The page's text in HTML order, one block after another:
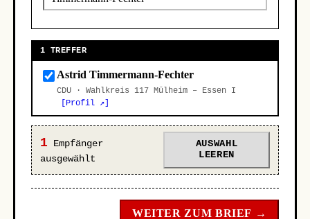
1 TREFFER
Astrid Timmermann-Fechter
CDU · Wahlkreis 117 Mülheim – Essen I
[Profil ↗]
1 Empfänger
ausgewählt
AUSWAHL
LEEREN
WEITER ZUM BRIEF →